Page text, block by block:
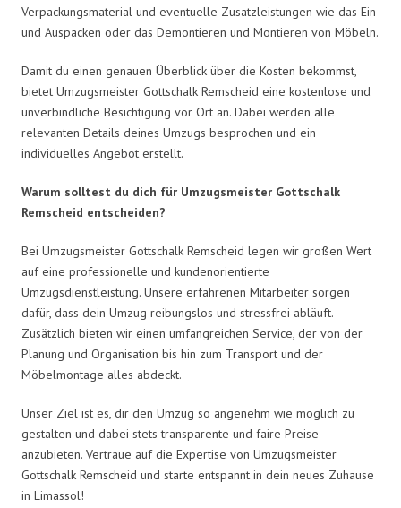
Verpackungsmaterial und eventuelle Zusatzleistungen wie das Ein-
und Auspacken oder das Demontieren und Montieren von Möbeln.
Damit du einen genauen Überblick über die Kosten bekommst,
bietet Umzugsmeister Gottschalk Remscheid eine kostenlose und
unverbindliche Besichtigung vor Ort an. Dabei werden alle
relevanten Details deines Umzugs besprochen und ein
individuelles Angebot erstellt.
Warum solltest du dich für Umzugsmeister Gottschalk
Remscheid entscheiden?
Bei Umzugsmeister Gottschalk Remscheid legen wir großen Wert
auf eine professionelle und kundenorientierte
Umzugsdienstleistung. Unsere erfahrenen Mitarbeiter sorgen
dafür, dass dein Umzug reibungslos und stressfrei abläuft.
Zusätzlich bieten wir einen umfangreichen Service, der von der
Planung und Organisation bis hin zum Transport und der
Möbelmontage alles abdeckt.
Unser Ziel ist es, dir den Umzug so angenehm wie möglich zu
gestalten und dabei stets transparente und faire Preise
anzubieten. Vertraue auf die Expertise von Umzugsmeister
Gottschalk Remscheid und starte entspannt in dein neues Zuhause
in Limassol!